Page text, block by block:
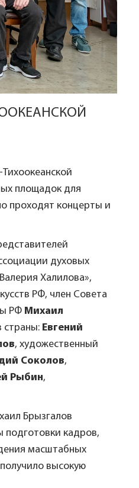
площадок для
проходят концерты и
духовых
Халилова»,
РФ, член Совета
РФ Михаил
страны: Евгений
, художественный
Соколов,
Рыбин,
Брызгалов
подготовки кадров,
масштабных
высокую